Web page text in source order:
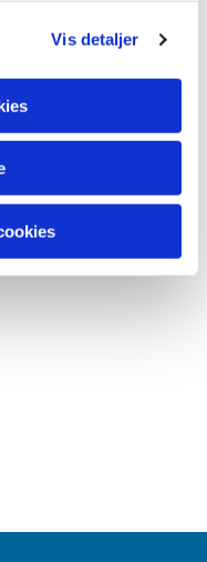
Vis detaljer